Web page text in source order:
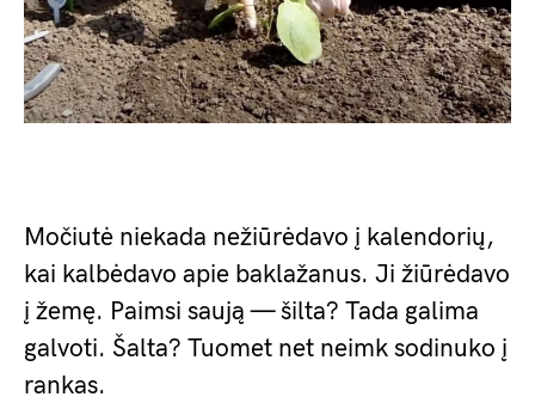
Močiutė niekada nežiūrėdavo į kalendorių,
kai kalbėdavo apie baklažanus. Ji žiūrėdavo
į žemę. Paimsi saują — šilta? Tada galima
galvoti. Šalta? Tuomet net neimk sodinuko į
rankas.